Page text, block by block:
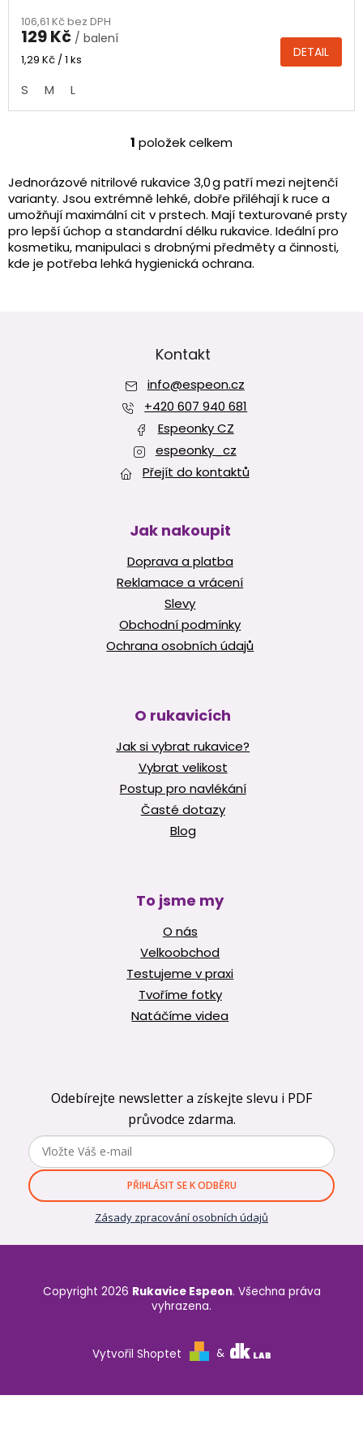
produktu
je
4,5
5
hvězdiček.
106,61 Kč bez DPH
129 Kč / balení
Měrná
1,29 Kč / 1 ks DETAIL
S M L
O
l
á
d
a
c
í
p
v
ý
p
i
s
u
1 položek celkem
Jednorázové nitrilové rukavice 3,0 g patří mezi nejtenčí
varianty. Jsou extrémně lehké, dobře přiléhají k ruce a
umožňují maximální cit v prstech. Mají texturované prsty
pro lepší úchop a standardní délku rukavice. Ideální pro
kosmetiku, manipulaci s drobnými předměty a činnosti,
kde je potřeba lehká hygienická ochrana.
Kontakt
info@espeon.cz
+420 607 940 681
Espeonky CZ
espeonky_cz
Přejít do kontaktů
Jak nakoupit
Doprava a platba
Reklamace a vrácení
Slevy
Obchodní podmínky
Ochrana osobních údajů
O rukavicích
Jak si vybrat rukavice?
Vybrat velikost
Postup pro navlékání
Časté dotazy
Blog
To jsme my
O nás
Velkoobchod
Testujeme v praxi
Tvoříme fotky
Natáčíme videa
Odebírejte newsletter a získejte slevu i PDF
průvodce zdarma.
PŘIHLÁSIT SE K ODBĚRU
Zásady zpracování osobních údajů
Vytvořil Shoptet &
Copyright 2026 Rukavice Espeon. Všechna práva
vyhrazena.